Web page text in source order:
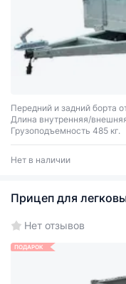
Передний и задний борта
Длина внутренняя/
Грузоподъемность 485 кг.
Нет в наличии
Прицеп для
Нет отзывов
ПОДАРОК